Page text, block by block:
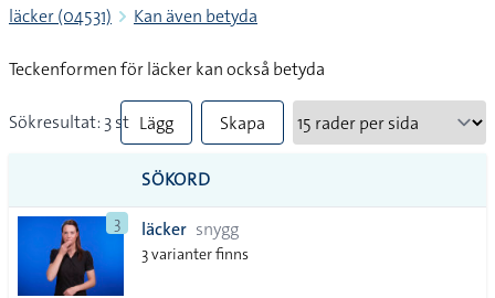
läcker (04531) Kan även betyda
Teckenformen för läcker kan också betyda
Sökresultat: 3 st Lägg
till
alla i
lista
Skapa
SÖKORD
3 läcker snygg
3 varianter finns